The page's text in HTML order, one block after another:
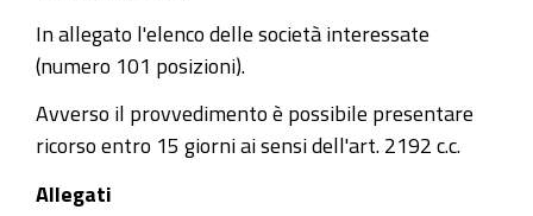
In allegato l'elenco delle società interessate
(numero 101 posizioni).
Avverso il provvedimento è possibile presentare
ricorso entro 15 giorni ai sensi dell'art. 2192 c.c.
Allegati